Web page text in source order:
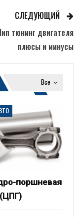
СЛЕДУЮЩИЙ
тюнинг двигателя
плюсы и минусы
Все
поршневая